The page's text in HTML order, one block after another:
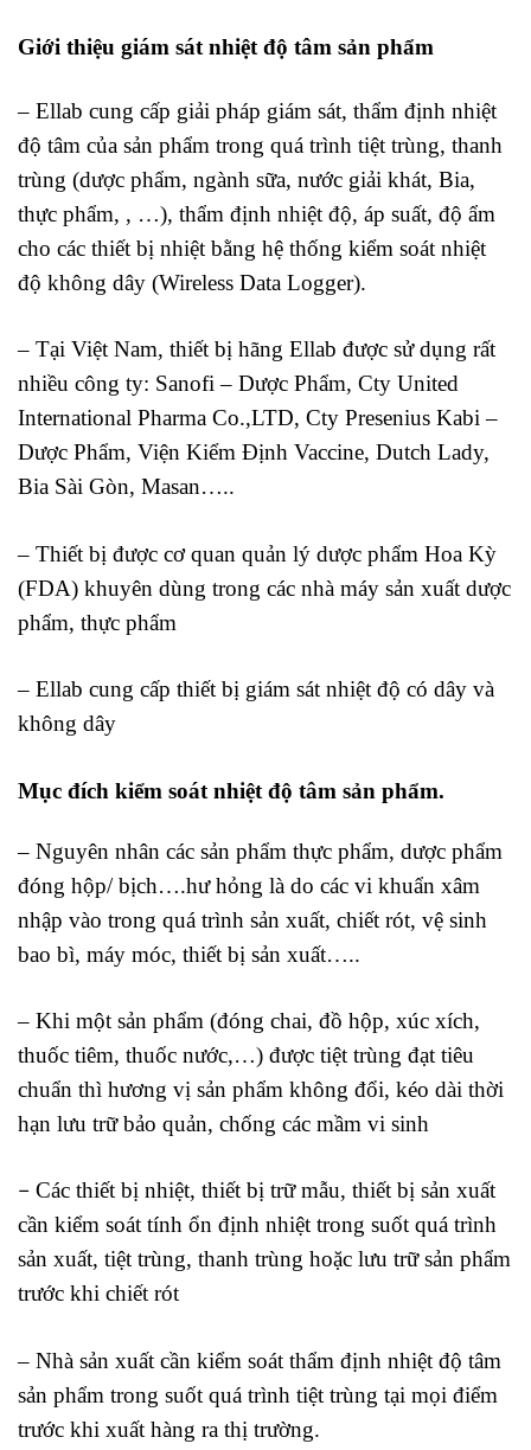
Giới thiệu giám sát nhiệt độ tâm sản phẩm
– Ellab cung cấp giải pháp giám sát, thẩm định nhiệt
độ tâm của sản phẩm trong quá trình tiệt trùng, thanh
trùng (dược phẩm, ngành sữa, nước giải khát, Bia,
thực phẩm, , …), thẩm định nhiệt độ, áp suất, độ ẩm
cho các thiết bị nhiệt bằng hệ thống kiểm soát nhiệt
độ không dây (Wireless Data Logger).
– Tại Việt Nam, thiết bị hãng Ellab được sử dụng rất
nhiều công ty: Sanofi – Dược Phẩm, Cty United
International Pharma Co.,LTD, Cty Presenius Kabi –
Dược Phẩm, Viện Kiểm Định Vaccine, Dutch Lady,
Bia Sài Gòn, Masan…..
– Thiết bị được cơ quan quản lý dược phẩm Hoa Kỳ
(FDA) khuyên dùng trong các nhà máy sản xuất dược
phẩm, thực phẩm
– Ellab cung cấp thiết bị giám sát nhiệt độ có dây và
không dây
Mục đích kiểm soát nhiệt độ tâm sản phẩm.
– Nguyên nhân các sản phẩm thực phẩm, dược phẩm
đóng hộp/ bịch….hư hỏng là do các vi khuẩn xâm
nhập vào trong quá trình sản xuất, chiết rót, vệ sinh
bao bì, máy móc, thiết bị sản xuất…..
– Khi một sản phẩm (đóng chai, đồ hộp, xúc xích,
thuốc tiêm, thuốc nước,…) được tiệt trùng đạt tiêu
chuẩn thì hương vị sản phẩm không đổi, kéo dài thời
hạn lưu trữ bảo quản, chống các mầm vi sinh
– Các thiết bị nhiệt, thiết bị trữ mẫu, thiết bị sản xuất
cần kiểm soát tính ổn định nhiệt trong suốt quá trình
sản xuất, tiệt trùng, thanh trùng hoặc lưu trữ sản phẩm
trước khi chiết rót
– Nhà sản xuất cần kiểm soát thẩm định nhiệt độ tâm
sản phẩm trong suốt quá trình tiệt trùng tại mọi điểm
trước khi xuất hàng ra thị trường.